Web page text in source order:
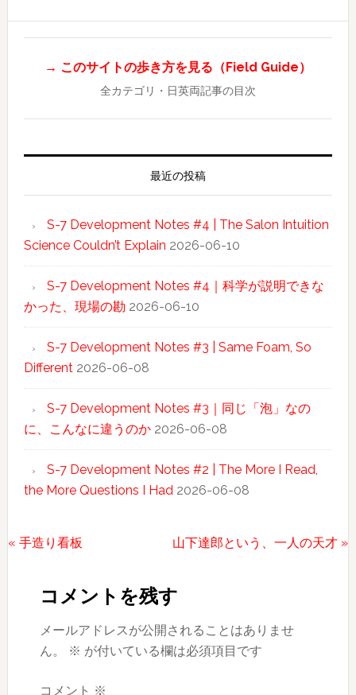
→ このサイトの歩き方を見る（Field Guide）
全カテゴリ・日英両記事の目次
最近の投稿
S-7 Development Notes #4 | The Salon Intuition
Science Couldn’t Explain 2026-06-10
S-7 Development Notes #4｜科学が説明できな
かった、現場の勘 2026-06-10
S-7 Development Notes #3 | Same Foam, So
Different 2026-06-08
S-7 Development Notes #3｜同じ「泡」なの
に、こんなに違うのか 2026-06-08
S-7 Development Notes #2 | The More I Read,
the More Questions I Had 2026-06-08
前
« 手造り看板
次
山下達郎という、一人の天才 »
Interactions
コメントを残す
メールアドレスが公開されることはありませ
ん。
※ が付いている欄は必須項目です
コメント ※